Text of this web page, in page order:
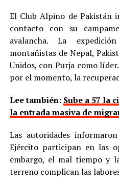
El Club Alpino de Pakistán
contacto con su
avalancha. La
montañistas de Nepal,
Unidos, con Purja como
por el momento, la
Lee también: Sube a 57 la
la entrada masiva de
Las autoridades
Ejército participan en las
embargo, el mal tiempo y
terreno complican las